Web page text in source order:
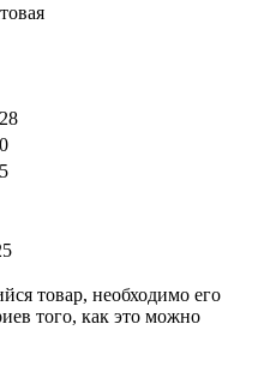
товар, необходимо его
того, как это можно